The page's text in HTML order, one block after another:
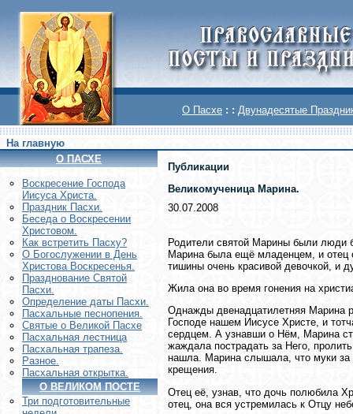
О Пасхе : : Двунадесятые
На главную
О ПАСХЕ
Воскреcение Господа
Иисуса Христа.
Праздник Пасхи.
Беседа о Воскресении
Христовом.
Как встретить Пасху?
О Богослужении в День
Христова Воскресенья.
Празднование Святой
Пасхи.
Определение даты Пасхи.
Пасхальные песнопения.
Святые о Великой Пасхе
Пасхальная лестница
Пасхальная трапеза.
Разное.
Пасхальная открытка.
О ВЕЛИКОМ ПОСТЕ
Три подготовительные
Публикации
Великомученица Марина.
30.07.2008
Родители святой Марины были люди
Марина была ещё младенцем, и отец
тишины очень красивой девочкой, и
Жила она во время гонения на
Однажды двенадцатилетняя Марина
Господе нашем Иисусе Христе, и
сердцем. А узнавши о Нём, Марина
жаждала пострадать за Него,
нашла. Марина слышала, что муки за
крещения.
Отец её, узнав, что дочь полюбила
отец, она вся устремилась к Отцу